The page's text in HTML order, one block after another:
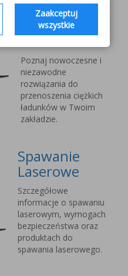
bliskiego
Vetter Kran
Technik
Poznaj nowoczesne i
niezawodne
rozwiązania do
przenoszenia ciężkich
ładunków w Twoim
zakładzie.
Spawanie
Laserowe
Szczegółowe
informacje o spawaniu
laserowym, wymogach
bezpieczeństwa oraz
produktach do
spawania laserowego.
Zaakceptuj
wszystkie